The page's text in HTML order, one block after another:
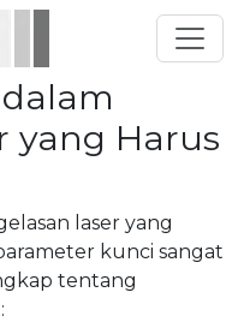
yang Harus
laser yang
kunci sangat
tentang